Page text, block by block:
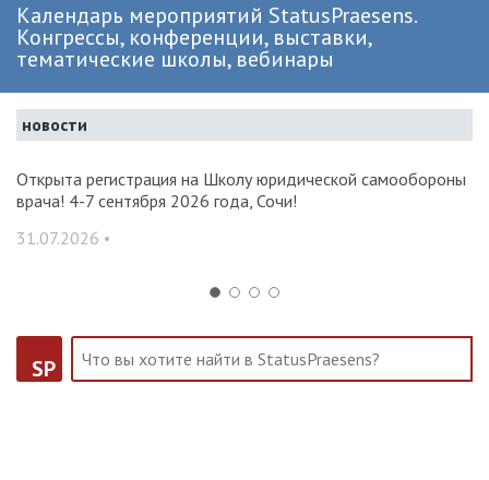
Календарь мероприятий StatusPraesens.
Конгрессы, конференции, выставки,
тематические школы, вебинары
новости
Открыта регистрация на Школу юридической самообороны
врача! 4-7 сентября 2026 года, Сочи!
31.07.2026 •
SP